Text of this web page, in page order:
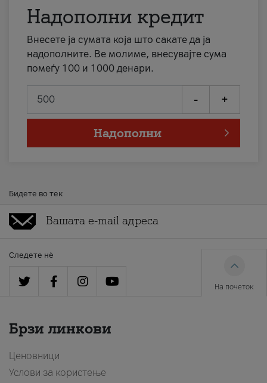
Надополни кредит
Внесете ја сумата која што сакате да ја
надополните. Ве молиме, внесувајте сума
помеѓу 100 и 1000 денари.
- +
Надополни
Бидете во тек
Следете нè
На почеток
Брзи линкови
Ценовници
Услови за користење